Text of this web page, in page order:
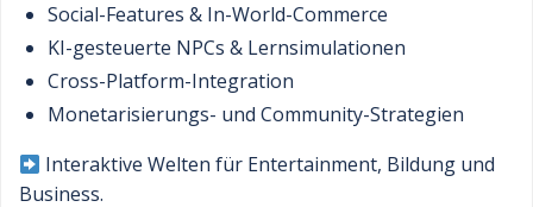
Social-Features & In-World-Commerce
KI-gesteuerte NPCs & Lernsimulationen
Cross-Platform-Integration
Monetarisierungs- und Community-Strategien
Interaktive Welten für Entertainment, Bildung und
Business.